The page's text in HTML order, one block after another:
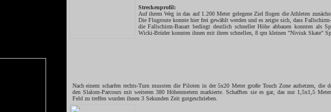
Streckenprofil:
Auf ihrem Weg in das auf 1.200 Meter gelegene Ziel flogen die Athleten
Die Flugroute konnte hier frei gewählt werden und es zeigte sich, dass
die Fallschirm-Bauart bedingt deutlich schneller Höhe abbauen konnten als
Wicki-Brüder konnten ihnen mit ihren schnellen, 8 qm kleinen "Niviuk Skate"
Nach einem scharfen rechts-Turn mussten die Piloten in der 5x20 Meter große Touch Zone aufsetzen, die
den Slalom-Parcours mit weiteren 380 Höhenmetern markierte. Schafften sie es gar, das nur 1,5x1,5
Feld zu treffen wurden ihnen 3 Sekunden Zeit gutgeschrieben.